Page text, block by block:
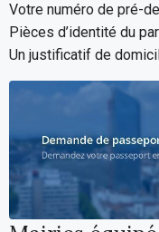
Votre numéro de pré-
Pièces d’identité du
Un justificatif de